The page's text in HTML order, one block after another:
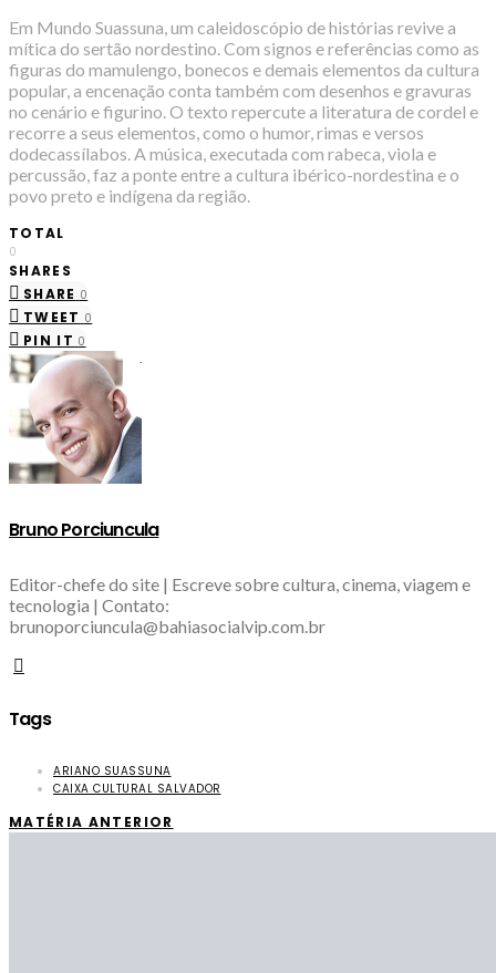
Em Mundo Suassuna, um caleidoscópio de histórias revive a
mítica do sertão nordestino. Com signos e referências como as
figuras do mamulengo, bonecos e demais elementos da cultura
popular, a encenação conta também com desenhos e gravuras
no cenário e figurino. O texto repercute a literatura de cordel e
recorre a seus elementos, como o humor, rimas e versos
dodecassílabos. A música, executada com rabeca, viola e
percussão, faz a ponte entre a cultura ibérico-nordestina e o
povo preto e indígena da região.
TOTAL
0
SHARES
SHARE 0
TWEET 0
PIN IT 0
Bruno Porciuncula
Editor-chefe do site | Escreve sobre cultura, cinema, viagem e
tecnologia | Contato:
brunoporciuncula@bahiasocialvip.com.br
Tags
ARIANO SUASSUNA
CAIXA CULTURAL SALVADOR
MATÉRIA ANTERIOR